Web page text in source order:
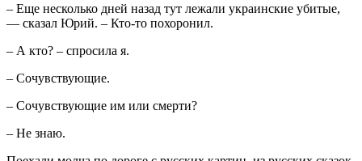
– Еще несколько дней назад тут лежали украинские убитые,
— сказал Юрий. – Кто-то похоронил.
– А кто? – спросила я.
– Сочувствующие.
– Сочувствующие им или смерти?
– Не знаю.